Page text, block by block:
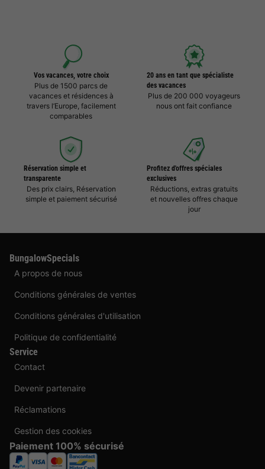
Vos vacances, votre choix
Plus de 1500 parcs de
vacances et résidences à
travers l’Europe, facilement
comparables
20 ans en tant que spécialiste
des vacances
Plus de 200 000 voyageurs
nous ont fait confiance
Réservation simple et
transparente
Des prix clairs, Réservation
simple et paiement sécurisé
Profitez d'offres spéciales
exclusives
Réductions, extras gratuits
et nouvelles offres chaque
jour
BungalowSpecials
A propos de nous
Conditions générales de ventes
Conditions générales d'utilisation
Politique de confidentialité
Service
Contact
Devenir partenaire
Réclamations
Gestion des cookies
Paiement 100% sécurisé